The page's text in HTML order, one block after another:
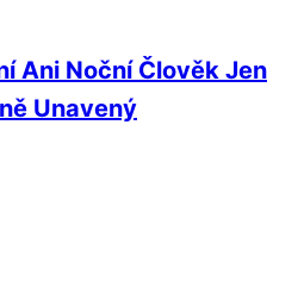
Ani Noční Člověk Jen
Unavený